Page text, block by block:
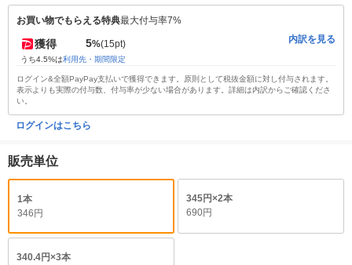
お買い物でもらえる特典最大付与率7%
獲得 5%(15pt)
うち4.5%は利用先・期間限定
内訳を見る
ログイン&全額PayPay支払いで獲得できます。原則として税抜金額に対し付与されます。
表示よりも実際の付与数、付与率が少ない場合があります。詳細は内訳からご確認くださ
い。
ログインはこちら
販売単位
1本
346円
345円×2本
690円
340.4円×3本